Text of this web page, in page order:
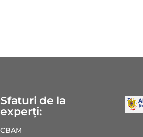
Sfaturi de la
experți:
CBAM